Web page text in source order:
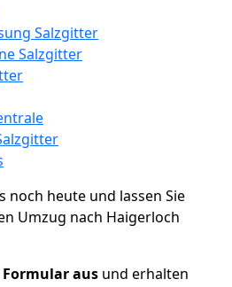
Salzgitter
Salzgitter
noch heute und lassen Sie
Umzug nach Haigerloch
Formular aus und erhalten